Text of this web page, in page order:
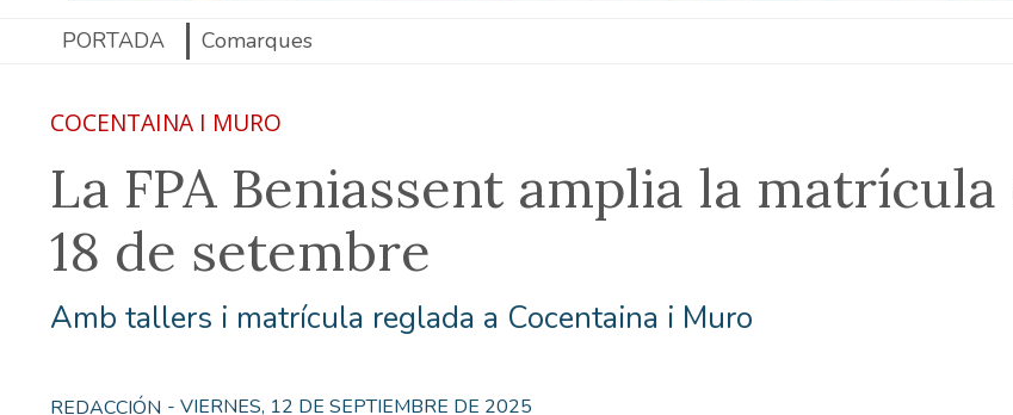
PORTADA Comarques
COCENTAINA I MURO
La FPA Beniassent amplia la matrícula
18 de setembre
Amb tallers i matrícula reglada a Cocentaina i Muro
REDACCIÓN - VIERNES, 12 DE SEPTIEMBRE DE 2025